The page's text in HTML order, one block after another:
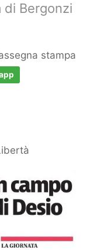
di Bergonzi
stampa